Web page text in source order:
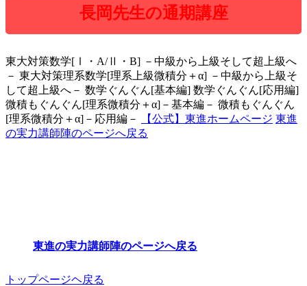
長岡先生の通期講座
東大対策数学[Ⅰ・A/Ⅱ・B] －中級から上級そして超上級へ
－ 東大対策理系数学[理系上級微積分＋α] －中級から上級そ
して超上級へ－ 数学ぐんぐん[基本編] 数学ぐんぐん[応用編]
微積もぐんぐん[理系微積分＋α]－基本編－ 微積もぐんぐん
[理系微積分＋α]－応用編－
【公式】東進ホームページ 東進
の実力講師陣のページへ戻る
東進の実力講師陣のページへ戻る
トップページヘ戻る